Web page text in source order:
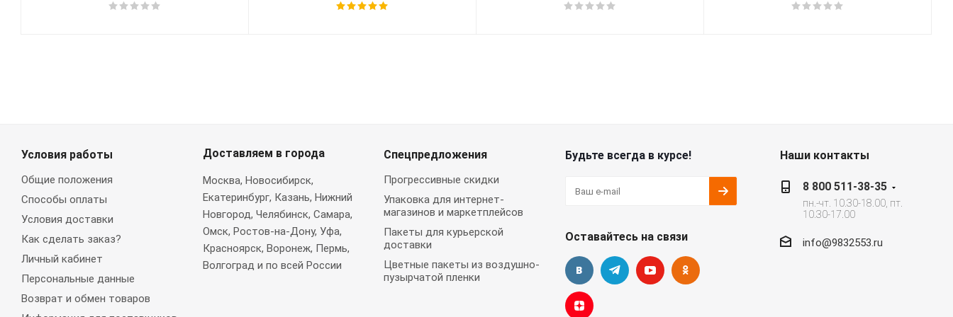
Условия работы
Общие положения
Способы оплаты
Условия доставки
Как сделать заказ?
Личный кабинет
Персональные данные
Возврат и обмен товаров
Доставляем в города
Москва, Новосибирск,
Екатеринбург, Казань, Нижний
Новгород, Челябинск, Самара,
Омск, Ростов-на-Дону, Уфа,
Красноярск, Воронеж, Пермь,
Волгоград и по всей России
Спецпредложения
Прогрессивные скидки
Упаковка для интернет-
магазинов и маркетплейсов
Пакеты для курьерской
доставки
Цветные пакеты из воздушно-
пузырчатой пленки
Будьте всегда в курсе!
Оставайтесь на связи
Наши контакты
8 800 511-38-35
пн.-чт. 10.30-18.00, пт.
10.30-17.00
info@9832553.ru